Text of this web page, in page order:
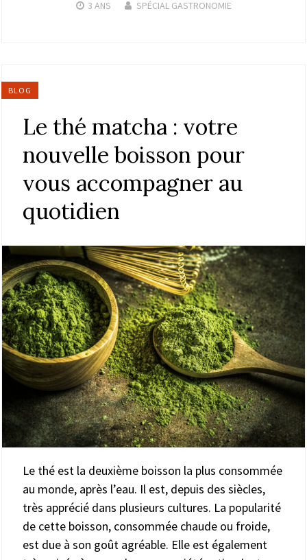
3 ANS SPÉCIAL GASTRONOMIE
BLOG
Le thé matcha : votre
nouvelle boisson pour
vous accompagner au
quotidien
Le thé est la deuxième boisson la plus consommée
au monde, après l’eau. Il est, depuis des siècles,
très apprécié dans plusieurs cultures. La popularité
de cette boisson, consommée chaude ou froide,
est due à son goût agréable. Elle est également